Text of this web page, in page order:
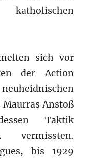
sich vor
der Action
Maurras Anstoß
Taktik
vermissten.
bis 1929